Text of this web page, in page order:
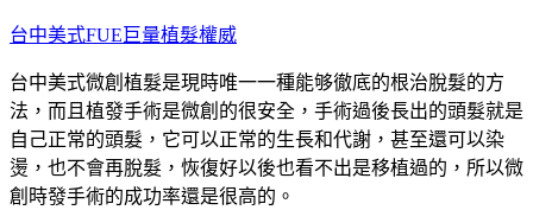
跳
主
要
內
容
台中美式FUE巨量植髮權威
台中美式微創植髮是現時唯一一種能够徹底的根治脫髮的方
法，而且植發手術是微創的很安全，手術過後長出的頭髮就是
自己正常的頭髮，它可以正常的生長和代謝，甚至還可以染
燙，也不會再脫髮，恢復好以後也看不出是移植過的，所以微
創時發手術的成功率還是很高的。